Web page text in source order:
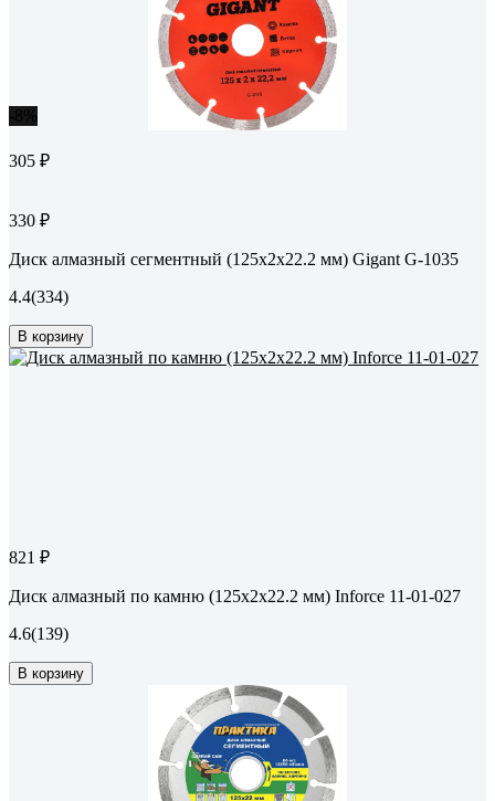
305 ₽
330 ₽
Диск алмазный сегментный (125x2x22.2 мм) Gigant G-1035
4.4(334)
В корзину
821 ₽
Диск алмазный по камню (125х2x22.2 мм) Inforce 11-01-027
4.6(139)
В корзину